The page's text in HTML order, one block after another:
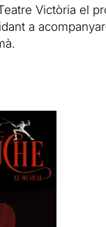
Victòria el
a